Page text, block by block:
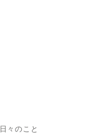
日々のこと